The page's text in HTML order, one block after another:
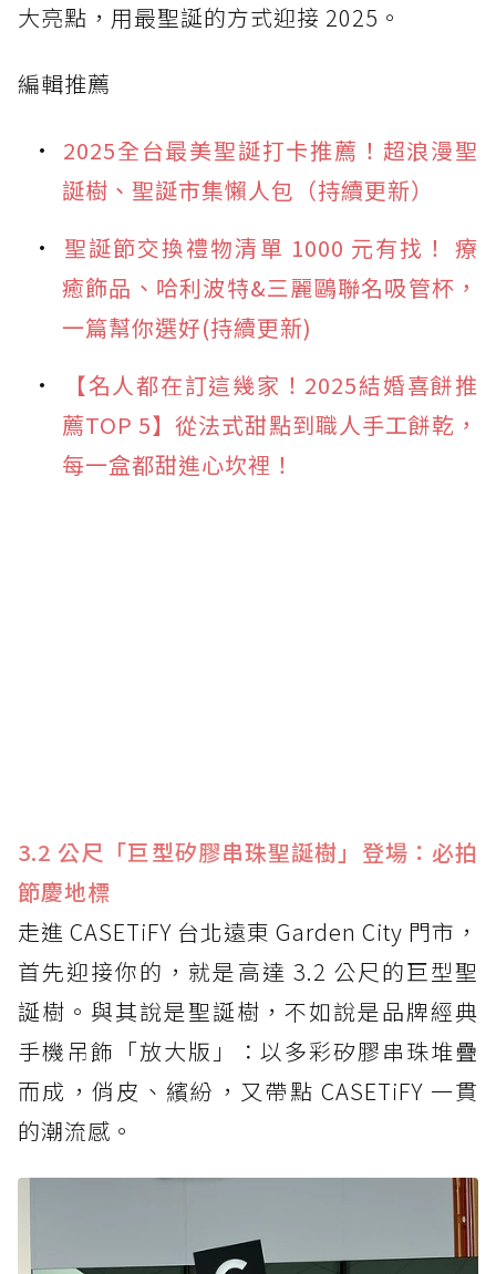
大亮點，用最聖誕的方式迎接 2025。
編輯推薦
2025全台最美聖誕打卡推薦！超浪漫聖
誕樹、聖誕市集懶人包（持續更新）
聖誕節交換禮物清單 1000 元有找！ 療
癒飾品、哈利波特&三麗鷗聯名吸管杯，
一篇幫你選好(持續更新)
【名人都在訂這幾家！2025結婚喜餅推
薦TOP 5】從法式甜點到職人手工餅乾，
每一盒都甜進心坎裡！
3.2 公尺「巨型矽膠串珠聖誕樹」登場：必拍
節慶地標
走進 CASETiFY 台北遠東 Garden City 門市，
首先迎接你的，就是高達 3.2 公尺的巨型聖
誕樹。與其說是聖誕樹，不如說是品牌經典
手機吊飾「放大版」：以多彩矽膠串珠堆疊
而成，俏皮、繽紛，又帶點 CASETiFY 一貫
的潮流感。